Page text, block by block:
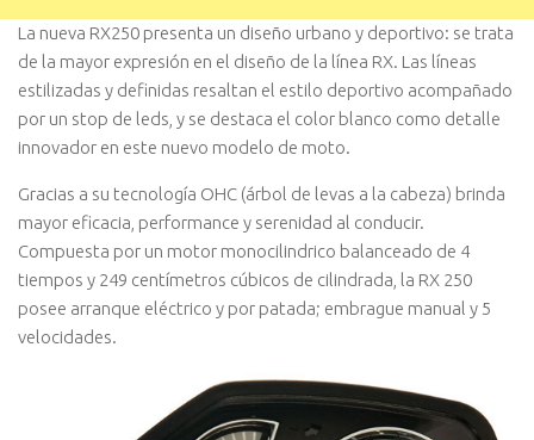
La nueva RX250 presenta un diseño urbano y deportivo: se trata
de la mayor expresión en el diseño de la línea RX. Las líneas
estilizadas y definidas resaltan el estilo deportivo acompañado
por un stop de leds, y se destaca el color blanco como detalle
innovador en este nuevo modelo de moto.
Gracias a su tecnología OHC (árbol de levas a la cabeza) brinda
mayor eficacia, performance y serenidad al conducir.
Compuesta por un motor monocilindrico balanceado de 4
tiempos y 249 centímetros cúbicos de cilindrada, la RX 250
posee arranque eléctrico y por patada; embrague manual y 5
velocidades.